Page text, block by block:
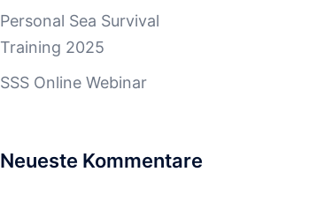
Personal Sea Survival
Training 2025
SSS Online Webinar
Neueste Kommentare